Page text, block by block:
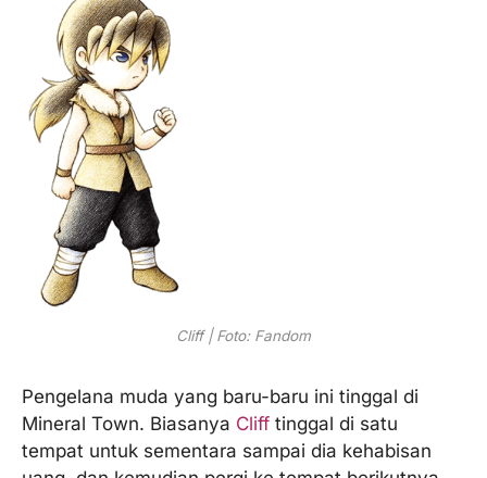
Cliff | Foto: Fandom
Pengelana muda yang baru-baru ini tinggal di
Mineral Town. Biasanya Cliff tinggal di satu
tempat untuk sementara sampai dia kehabisan